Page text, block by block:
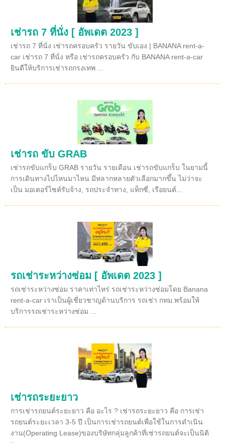
เช่ารถ 7 ที่นั่ง [ อัพเดต 2023 ]
เช่ารถ 7 ที่นั่ง เช่ารถครอบครัว รายวัน ขับเอง | BANANA rent-a-
car เช่ารถ 7 ที่นั่ง หรือ เช่ารถครอบครัว กับ BANANA rent-a-car
ยินดีให้บริการเช่ารถกรงเทพ ...
เช่ารถ ขับ GRAB
เช่ารถขับแกร็บ GRAB รายวัน รายเดือน เช่ารถขับแกร็บ ในยามนี้
การเดินทางไปไหนมาไหน มีหลากหลายตัวเลือกมากขึ้น ไม่ว่าจะ
เป็น มอเตอร์ไซค์รับจ้าง, รถประจำทาง, แท็กซี่, เรือยนต์...
รถเช่าระหว่างซ่อม [ อัพเดต 2023 ]
รถเช่าระหว่างซ่อม ราคาเท่าไหร่ รถเช่าระหว่างซ่อมโดย Banana
rent-a-car เราเป็นผู้เชี่ยวชาญด้านบริการ รถเช่า กทม.พร้อมให้
บริการรถเช่าระหว่างซ่อม ...
เช่ารถระยะยาว
การเช่ารถยนต์ระยะยาว คือ อะไร ? เช่ารถระยะยาว คือ การเช่า
รถยนต์ระยะเวลา 3-5 ปี เป็นการเช่ารถยนต์เพื่อใช้ในการดำเนิน
งาน(Operating Lease)ของบริษัทกลุ่มลูกค้าที่เช่ารถยนต์จะเป็นนิติ